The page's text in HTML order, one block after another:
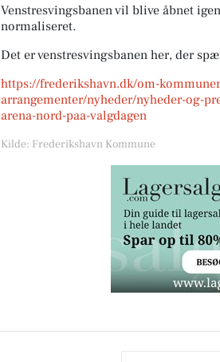
Venstresvingsbanen vil blive åbnet
normaliseret.
Det er venstresvingsbanen her, der
https://frederikshavn.dk/om-
arrangementer/nyheder/nyheder-og-
arena-nord-paa-valgdagen
Kilde: Frederikshavn Kommune